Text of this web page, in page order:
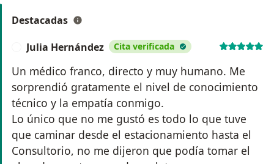
Destacadas
Julia Hernández Cita verificada
Un médico franco, directo y muy humano. Me
sorprendió gratamente el nivel de conocimiento
técnico y la empatía conmigo.
Lo único que no me gustó es todo lo que tuve
que caminar desde el estacionamiento hasta el
Consultorio, no me dijeron que podía tomar el